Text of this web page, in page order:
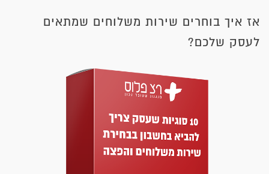
אז איך בוחרים שירות משלוחים שמתאים
לעסק שלכם?